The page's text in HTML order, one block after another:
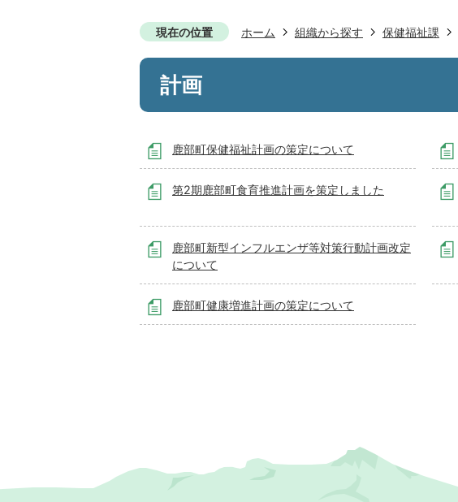
現在の位置 ホーム 組織から探す 保健福祉課
計画
鹿部町保健福祉計画の策定について
第2期鹿部町食育推進計画を策定しました
鹿部町新型インフルエンザ等対策行動計画改定
について
鹿部町健康増進計画の策定について